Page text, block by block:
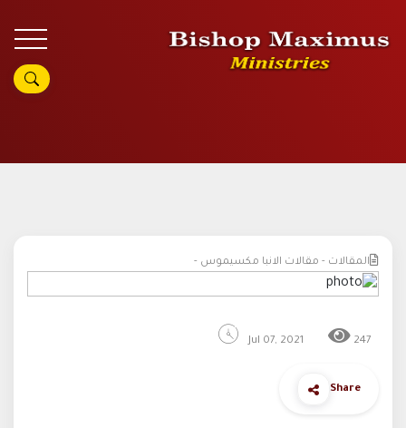
المقالات - مقالات الانبا مكسيموس -
Jul 07, 2021 247
Share